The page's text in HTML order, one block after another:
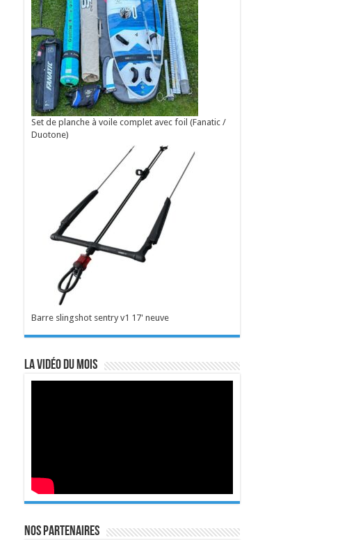
Set de planche à voile complet avec foil (Fanatic /
Duotone)
Barre slingshot sentry v1 17' neuve
La vidéo du mois
Nos Partenaires